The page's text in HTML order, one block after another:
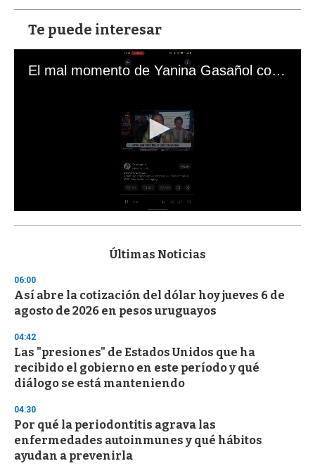
Te puede interesar
El mal momento de Yanina Gasañol con un hincha argentino en "Subrayado"
s
d
s
o
f
3
s
c
o
d
s
Últimas Noticias
06:00
Así abre la cotización del dólar hoy jueves 6 de
agosto de 2026 en pesos uruguayos
04:42
Las "presiones" de Estados Unidos que ha
recibido el gobierno en este período y qué
diálogo se está manteniendo
04:30
Por qué la periodontitis agrava las
enfermedades autoinmunes y qué hábitos
ayudan a prevenirla